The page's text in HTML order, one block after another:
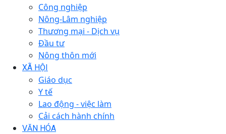
Công nghiệp
Nông-Lâm nghiệp
Thương mại - Dịch vụ
Đầu tư
Nông thôn mới
XÃ HỘI
Giáo dục
Y tế
Lao động - việc làm
Cải cách hành chính
VĂN HÓA